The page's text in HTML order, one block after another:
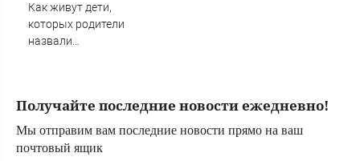
Как живут дети,
которых родители
назвали
Получайте последние новости ежедневно!
Мы отправим вам последние новости прямо на ваш
почтовый ящик